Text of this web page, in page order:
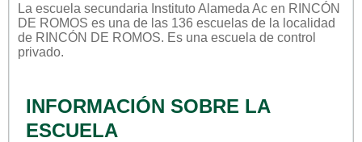
La escuela secundaria Instituto Alameda Ac en RINCÓN
DE ROMOS es una de las 136 escuelas de la localidad
de RINCÓN DE ROMOS. Es una escuela de control
privado.
INFORMACIÓN SOBRE LA
ESCUELA